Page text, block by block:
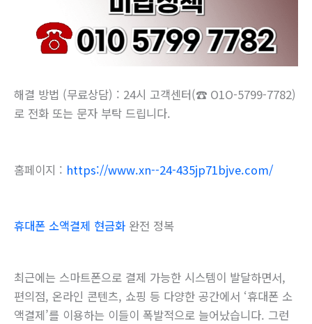
해결 방법 (무료상담) : 24시 고객센터(☎ O1O-5799-7782)
로 전화 또는 문자 부탁 드립니다.
홈페이지 : https://www.xn--24-435jp71bjve.com/
휴대폰 소액결제 현금화 완전 정복
최근에는 스마트폰으로 결제 가능한 시스템이 발달하면서,
편의점, 온라인 콘텐츠, 쇼핑 등 다양한 공간에서 ‘휴대폰 소
액결제’를 이용하는 이들이 폭발적으로 늘어났습니다. 그런